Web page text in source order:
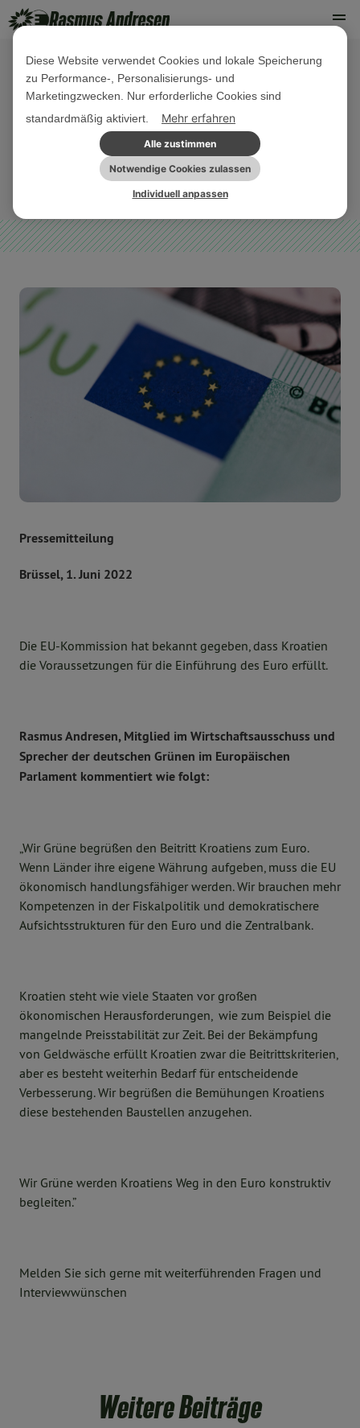
01. JUNI 2022
Euro für Kroatien: Jetzt brauchen
wir erst recht
EU-HAUSHALT PRESSEMITTEILUNG
Pressemitteilung
Brüssel, 1. Juni 2022
Die EU-Kommission hat bekannt gegeben, dass Kroatien
die Voraussetzungen für die Einführung des Euro erfüllt.
Rasmus Andresen, Mitglied im Wirtschaftsausschuss und
Sprecher der deutschen Grünen im Europäischen
Parlament kommentiert wie folgt:
„Wir Grüne begrüßen den Beitritt Kroatiens zum Euro.
Wenn Länder ihre eigene Währung aufgeben, muss die EU
ökonomisch handlungsfähiger werden. Wir brauchen mehr
Kompetenzen in der Fiskalpolitik und demokratischere
Aufsichtsstrukturen für den Euro und die Zentralbank.
Kroatien steht wie viele Staaten vor großen
ökonomischen Herausforderungen, wie zum Beispiel die
mangelnde Preisstabilität zur Zeit. Bei der Bekämpfung
von Geldwäsche erfüllt Kroatien zwar die Beitrittskriterien,
aber es besteht weiterhin Bedarf für entscheidende
Verbesserung. Wir begrüßen die Bemühungen Kroatiens
diese bestehenden Baustellen anzugehen.
Wir Grüne werden Kroatiens Weg in den Euro konstruktiv
begleiten.”
Melden Sie sich gerne mit weiterführenden Fragen und
Interviewwünschen
Weitere Beiträge
Diese Website verwendet Cookies und lokale Speicherung
zu Performance-, Personalisierungs- und
Marketingzwecken. Nur erforderliche Cookies sind
standardmäßig aktiviert.
Mehr erfahren
Alle zustimmen
Notwendige Cookies zulassen
Individuell anpassen